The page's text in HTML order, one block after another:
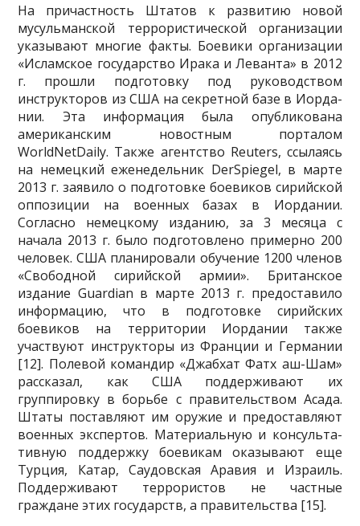
На причастность Штатов к развитию новой
мусульманской террористической организации
указывают многие факты. Боевики организации
«Исламское государство Ирака и Леванта» в 2012
г. прошли подготовку под руководством
инструкторов из США на секретной базе в Иорда­
нии. Эта информация была опубликована
американским новостным порталом
WorldNetDaily. Также агентство Reuters, ссылаясь
на немецкий еженедельник DerSpiegel, в марте
2013 г. заявило о подготовке боевиков сирийской
оппозиции на военных базах в Иордании.
Согласно немецкому изданию, за 3 месяца с
начала 2013 г. было подготовлено примерно 200
человек. США планирова­ли обучение 1200 членов
«Свободной сирийской армии». Британское
издание Guardian в марте 2013 г. предоставило
информацию, что в подготовке сирийских
боевиков на территории Иордании также
участвуют инструкторы из Франции и Германии
[12]. Полевой командир «Джабхат Фатх аш-Шам»
рассказал, как США поддерживают их
группировку в борьбе с правительством Асада.
Штаты поставляют им оружие и предоставляют
военных экспертов. Материальную и консульта­
тивную поддержку боевикам оказывают еще
Турция, Катар, Саудовская Аравия и Израиль.
Под­держивают террористов не частные
граждане этих государств, а правительства [15].